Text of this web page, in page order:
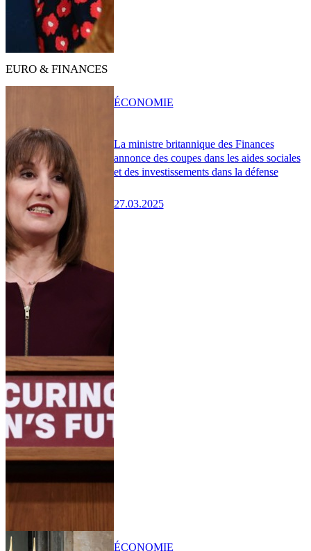
EURO & FINANCES
La ministre britannique des Finances
annonce des coupes dans les aides sociales
et des investissements dans la défense
27.03.2025
ÉCONOMIE
ÉCONOMIE